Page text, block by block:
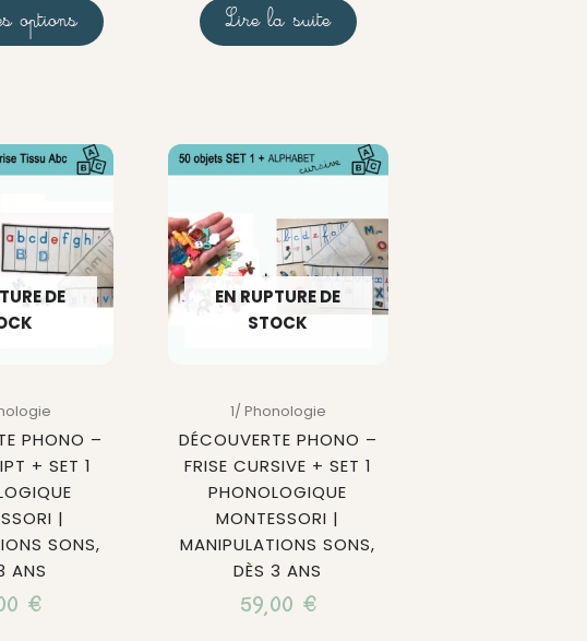
options Lire la suite
DE
PHONO –
+ SET 1
|
SONS,
ANS
€
EN RUPTURE DE
STOCK
1/ Phonologie
DÉCOUVERTE PHONO –
FRISE CURSIVE + SET 1
PHONOLOGIQUE
MONTESSORI |
MANIPULATIONS SONS,
DÈS 3 ANS
59,00 €